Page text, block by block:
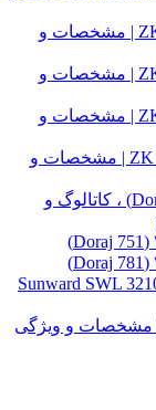
مینی لودر زرین کوپال ZK 950 | مشخصات و
مینی لودر زرین کوپال ZK 700 | مشخصات و
مینی لودر زرین کوپال ZK 650 | مشخصات و
مینی لودر زرین کوپال ZK 1050 | مشخصات و
مینی لودر دراج ۷۶۱ (Doraj 761) ، کاتالوگ و
| مشخصات و ویژگی